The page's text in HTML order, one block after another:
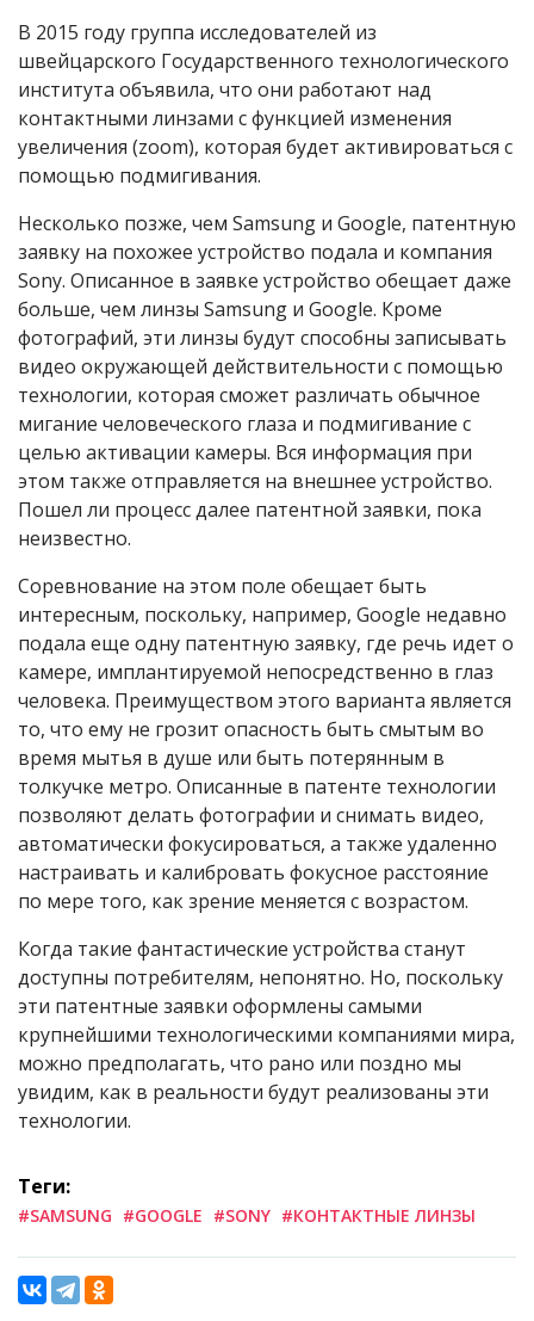
В 2015 году группа исследователей из
швейцарского Государственного технологического
института объявила, что они работают над
контактными линзами с функцией изменения
увеличения (zoom), которая будет активироваться с
помощью подмигивания.
Несколько позже, чем Samsung и Google, патентную
заявку на похожее устройство подала и компания
Sony. Описанное в заявке устройство обещает даже
больше, чем линзы Samsung и Google. Кроме
фотографий, эти линзы будут способны записывать
видео окружающей действительности с помощью
технологии, которая сможет различать обычное
мигание человеческого глаза и подмигивание с
целью активации камеры. Вся информация при
этом также отправляется на внешнее устройство.
Пошел ли процесс далее патентной заявки, пока
неизвестно.
Соревнование на этом поле обещает быть
интересным, поскольку, например, Google недавно
подала еще одну патентную заявку, где речь идет о
камере, имплантируемой непосредственно в глаз
человека. Преимуществом этого варианта является
то, что ему не грозит опасность быть смытым во
время мытья в душе или быть потерянным в
толкучке метро. Описанные в патенте технологии
позволяют делать фотографии и снимать видео,
автоматически фокусироваться, а также удаленно
настраивать и калибровать фокусное расстояние
по мере того, как зрение меняется с возрастом.
Когда такие фантастические устройства станут
доступны потребителям, непонятно. Но, поскольку
эти патентные заявки оформлены самыми
крупнейшими технологическими компаниями мира,
можно предполагать, что рано или поздно мы
увидим, как в реальности будут реализованы эти
технологии.
Теги:
#SAMSUNG #GOOGLE #SONY #КОНТАКТНЫЕ ЛИНЗЫ